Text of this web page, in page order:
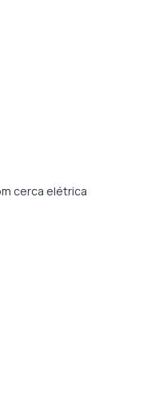
cerca elétrica